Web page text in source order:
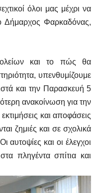
όλοι μας μέχρι να
Δήμαρχος Φαρκαδόνας,
και το πώς θα
υπενθυμίζουμε
και την Παρασκευή 5
ανακοίνωση για την
και αποφάσεις
ζημιές και σε σχολικά
αυτοψίες και οι έλεγχοι
πληγέντα σπίτια και